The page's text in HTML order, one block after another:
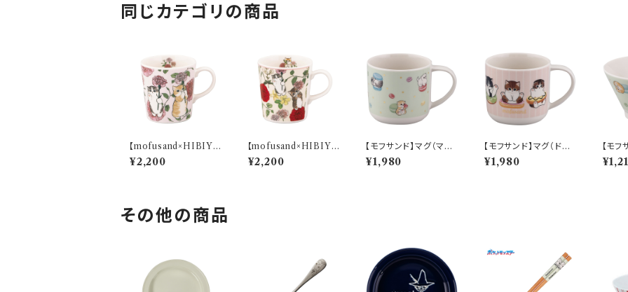
同じカテゴリの商品
【mofusand×HIBIYA
-KADAN】マグ(ピン
ク)【MFH10】MFH11-
¥2,200
【mofusand×HIBIYA
-KADAN】マグ(ベー
ジュ)【MFH10】MFH1
¥2,200
【モフサンド】マグ（マカ
ロン）【MFS10】MFS11
-11
¥1,980
【モフサンド】マグ（ドー
ナツ）【MFS10】MFS1
2-11
¥1,980
【モフ
ロン）
-352
その他の商品